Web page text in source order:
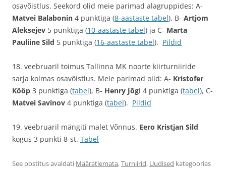
osavõistlus. Seekord olid meie parimad alagruppides: A-
Matvei Balabonin 4 punktiga (8-aastaste tabel), B- Artjom
Aleksejev 5 punktiga (10-aastaste tabel) ja C- Marta
Pauliine Sild 5 punktiga (16-aastaste tabel). Pildid
18. veebruaril toimus Tallinna MK noorte kiirturniiride
sarja kolmas osavõistlus. Meie parimad olid: A- Kristofer
Kööp 3 punktiga (tabel), B- Henry Jõgi 4 punktiga (tabel), C-
Matvei Savinov 4 punktiga (tabel). Pildid
19. veebruaril mängiti malet Võnnus. Eero Kristjan Sild
kogus 3 punkti 8-st. Tabel
See postitus avaldati Määratlemata,Turniirid, Uudised kategoorias